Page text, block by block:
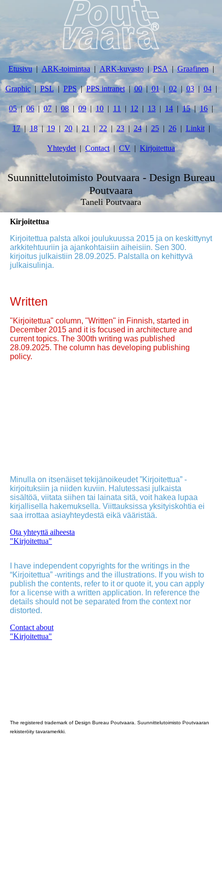
Etusivu ARK-toimintaa ARK-kuvasto PSA Graafinen
Graphic PSL PPS PPS intranet 00 01 02 03 04
05 06 07 08 09 10 11 12 13 14 15 16
17 18 19 20 21 22 23 24 25 26 Linkit
Yhteydet Contact CV Kirjoitettua
Suunnittelutoimisto Poutvaara - Design Bureau
Poutvaara
Taneli Poutvaara
Kirjoitettua
Kirjoitettua palsta alkoi joulukuussa 2015 ja on keskittynyt
arkkitehtuuriin ja ajankohtaisiin aiheisiin. Sen 300.
kirjoitus julkaistiin 28.09.2025. Palstalla on kehittyvä
julkaisulinja.
Written
"Kirjoitettua" column, "Written" in Finnish, started in
December 2015 and it is focused in architecture and
current topics. The 300th writing was published
28.09.2025. The column has developing publishing
policy.
Minulla on itsenäiset tekijänoikeudet ”Kirjoitettua” -
kirjoituksiin ja niiden kuviin. Halutessasi julkaista
sisältöä, viitata siihen tai lainata sitä, voit hakea lupaa
kirjallisella hakemuksella. Viittauksissa yksityiskohtia ei
saa irrottaa asiayhteydestä eikä vääristää.
Ota yhteyttä aiheesta
"Kirjoitettua"
I have independent copyrights for the writings in the
“Kirjoitettua” -writings and the illustrations. If you wish to
publish the contents, refer to it or quote it, you can apply
for a license with a written application. In reference the
details should not be separated from the context nor
distorted.
Contact about
"Kirjoitettua"
The registered trademark of Design Bureau Poutvaara. Suunnittelutoimisto Poutvaaran
rekisteröity tavaramerkki.